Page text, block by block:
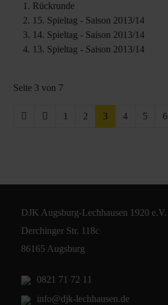
Rückrunde
15. Spieltag - Saison 2013/14
14. Spieltag - Saison 2013/14
13. Spieltag - Saison 2013/14
Seite 3 von 7
1 2 3 4 5 6
DJK Augsburg-Lechhausen 1920 e.V.
Derchinger Str. 118c
86165 Augsburg
0821 71 72 11
info@djk-lechhausen.de